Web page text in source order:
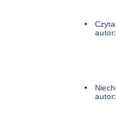
autor: